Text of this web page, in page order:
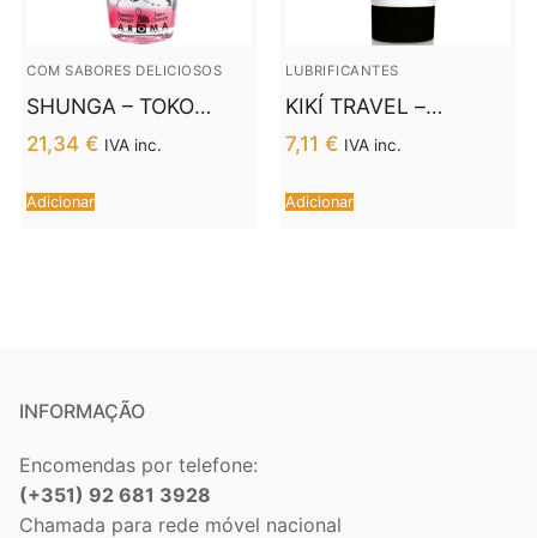
COM SABORES DELICIOSOS
SHUNGA – TOKO
AROMA
LUBRIFICANTE DE
MORANGO E
CHAMPANHE
21,34 € IVA inc.
Adicionar
LUBRIFICANTES
KIKÍ TRAVEL –
CONFORT
LUBRIFICANTE
NATURAL 50 ML
7,11 € IVA inc.
Adicionar
INFORMAÇÃO
Encomendas por telefone:
(+351) 92 681 3928
Chamada para rede móvel nacional